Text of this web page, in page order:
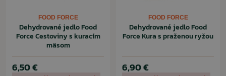
FOOD FORCE
Dehydrované jedlo Food
Force Cestoviny s kuracím
mäsom
6,50 €
FOOD FORCE
Dehydrované jedlo Food
Force Kura s praženou ryžou
6,90 €